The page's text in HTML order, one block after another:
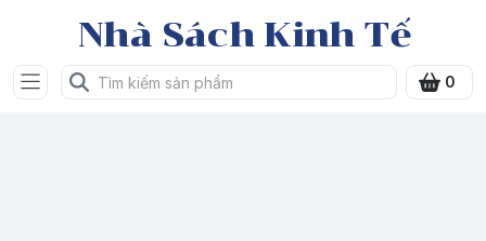
Nhà Sách Kinh Tế
0